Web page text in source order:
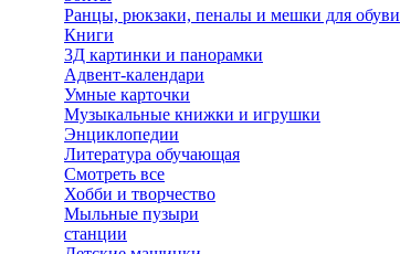
Ранцы, рюкзаки, пеналы и мешки для обуви
Книги
3Д картинки и панорамки
Адвент-календари
Умные карточки
Музыкальные книжки и игрушки
Энциклопедии
Литература обучающая
Смотреть все
Хобби и творчество
Мыльные пузыри
станции